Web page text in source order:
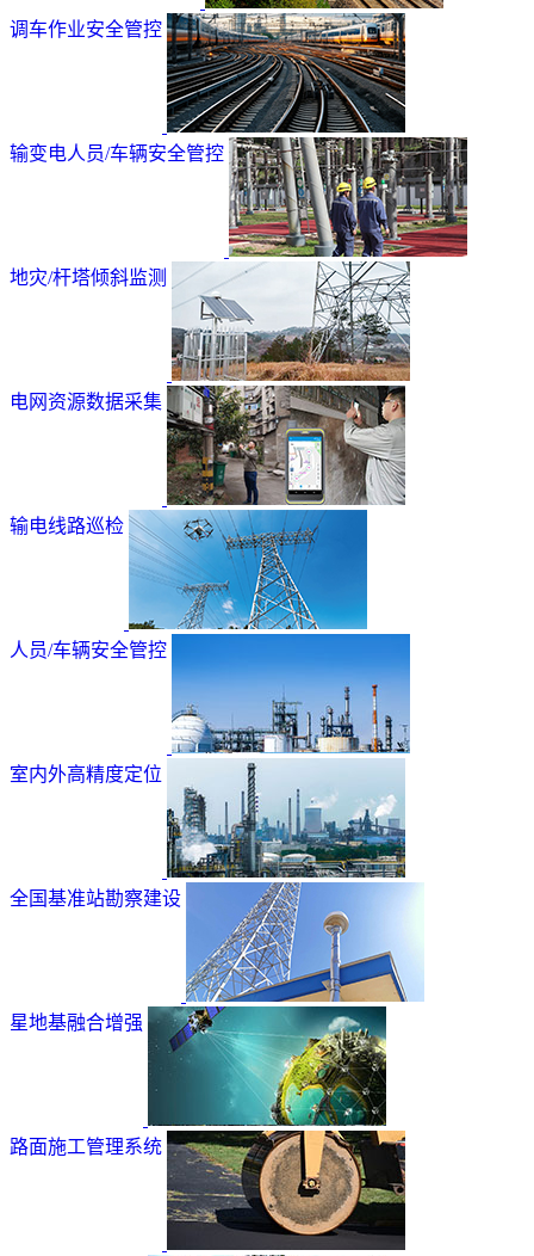
调车作业安全管控
输变电人员/车辆安全管控
地灾/杆塔倾斜监测
电网资源数据采集
输电线路巡检
人员/车辆安全管控
室内外高精度定位
全国基准站勘察建设
星地基融合增强
路面施工管理系统